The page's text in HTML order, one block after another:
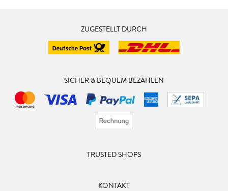
ZUGESTELLT DURCH
SICHER & BEQUEM BEZAHLEN
TRUSTED SHOPS
KONTAKT